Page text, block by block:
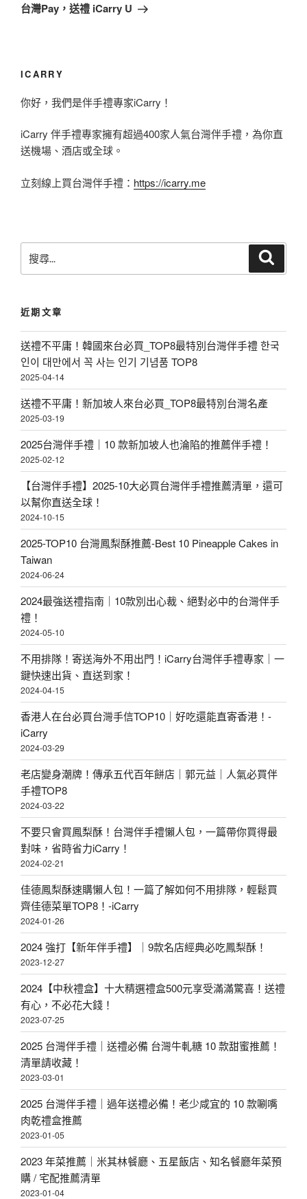
一
台灣Pay，送禮 iCarry U
ICARRY
你好，我們是伴手禮專家iCarry！
iCarry 伴手禮專家擁有超過400家人氣台灣伴手禮，為你直
送機場、酒店或全球。
立刻線上買台灣伴手禮： https://icarry.me
尋
字
:
近期文章
送禮不平庸！韓國來台必買_TOP8最特別台灣伴手禮 한국
인이 대만에서 꼭 사는 인기 기념품 TOP8
2025-04-14
送禮不平庸！新加坡人來台必買_TOP8最特別台灣名產
2025-03-19
2025台灣伴手禮｜10 款新加坡人也淪陷的推薦伴手禮！
2025-02-12
【台灣伴手禮】2025-10大必買台灣伴手禮推薦清單，還可
以幫你直送全球！
2024-10-15
2025-TOP10 台灣鳳梨酥推薦-Best 10 Pineapple Cakes in
Taiwan
2024-06-24
2024最強送禮指南｜10款別出心裁、絕對必中的台灣伴手
禮！
2024-05-10
不用排隊！寄送海外不用出門！iCarry台灣伴手禮專家｜一
鍵快速出貨、直送到家！
2024-04-15
香港人在台必買台灣手信TOP10｜好吃還能直寄香港！-
iCarry
2024-03-29
老店變身潮牌！傳承五代百年餅店｜郭元益｜人氣必買伴
手禮TOP8
2024-03-22
不要只會買鳳梨酥！台灣伴手禮懶人包，一篇帶你買得最
對味，省時省力iCarry！
2024-02-21
佳德鳳梨酥速購懶人包！一篇了解如何不用排隊，輕鬆買
齊佳德菜單TOP8！-iCarry
2024-01-26
2024 強打【新年伴手禮】｜9款名店經典必吃鳳梨酥！
2023-12-27
2024【中秋禮盒】十大精選禮盒500元享受滿滿驚喜！送禮
有心，不必花大錢！
2023-07-25
2025 台灣伴手禮｜送禮必備 台灣牛軋糖 10 款甜蜜推薦！
清單請收藏！
2023-03-01
2025 台灣伴手禮｜過年送禮必備！老少咸宜的 10 款唰嘴
肉乾禮盒推薦
2023-01-05
2023 年菜推薦｜米其林餐廳、五星飯店、知名餐廳年菜預
購 / 宅配推薦清單
2023-01-04